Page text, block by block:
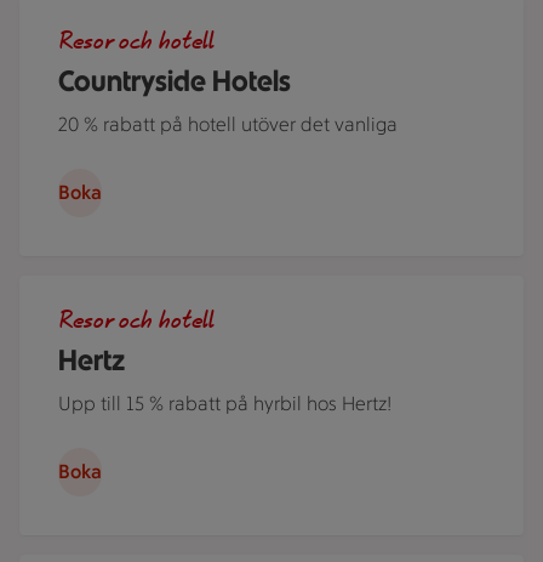
Countryside Hotels
Resor och hotell
20 % rabatt på hotell utöver det vanliga
Boka
Hertz
Resor och hotell
Upp till 15 % rabatt på hyrbil hos Hertz!
Boka